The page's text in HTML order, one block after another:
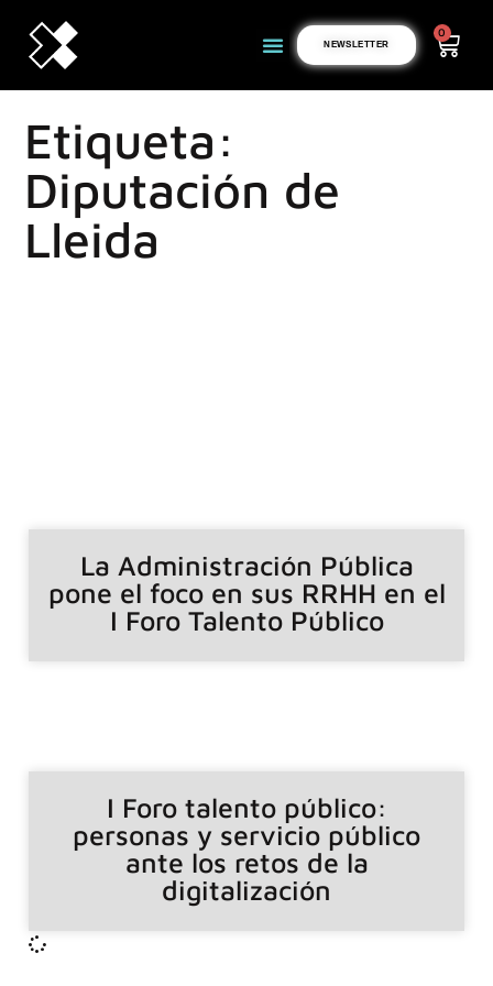
NEWSLETTER
0
Etiqueta:
Diputación de
Lleida
La Administración Pública
pone el foco en sus RRHH en el
I Foro Talento Público
I Foro talento público:
personas y servicio público
ante los retos de la
digitalización